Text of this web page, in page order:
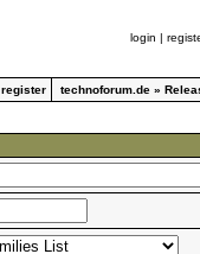
login |
register technoforum.de»